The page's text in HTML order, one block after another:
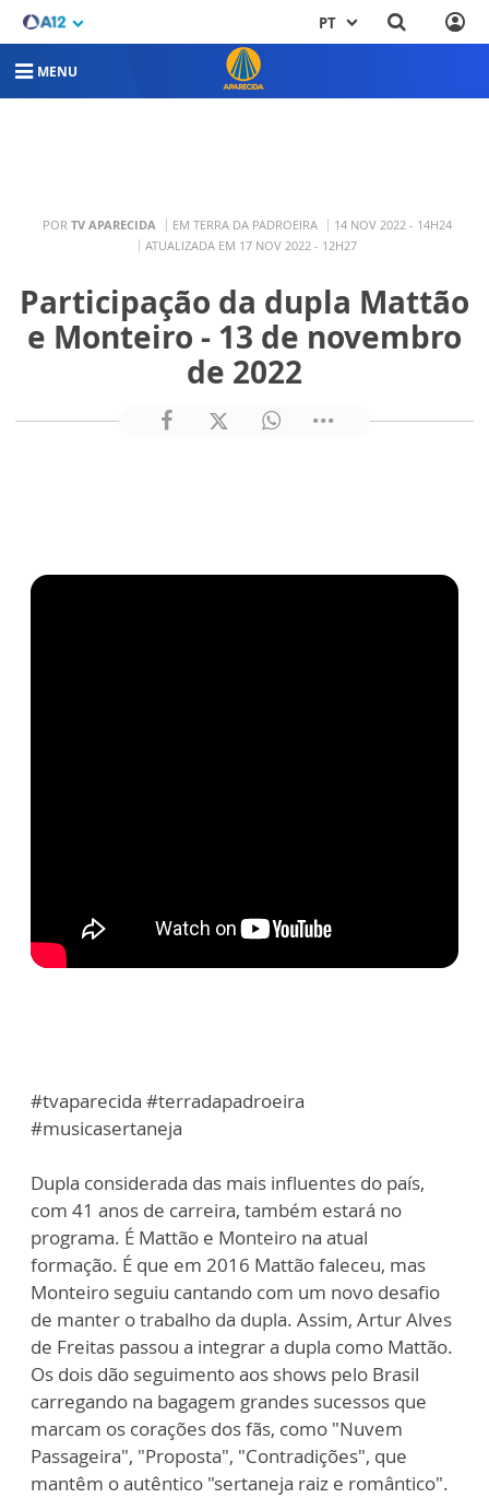
PT
MENU
POR TV APARECIDA EM TERRA DA PADROEIRA
14 NOV 2022 - 14H24
ATUALIZADA EM 17 NOV 2022 - 12H27
Participação da dupla Mattão
e Monteiro - 13 de novembro
de 2022
#tvaparecida #terradapadroeira
#musicasertaneja
Dupla considerada das mais influentes do país,
com 41 anos de carreira, também estará no
programa. É Mattão e Monteiro na atual
formação. É que em 2016 Mattão faleceu, mas
Monteiro seguiu cantando com um novo desafio
de manter o trabalho da dupla. Assim, Artur Alves
de Freitas passou a integrar a dupla como Mattão.
Os dois dão seguimento aos shows pelo Brasil
carregando na bagagem grandes sucessos que
marcam os corações dos fãs, como "Nuvem
Passageira", "Proposta", "Contradições", que
mantêm o autêntico "sertaneja raiz e romântico".